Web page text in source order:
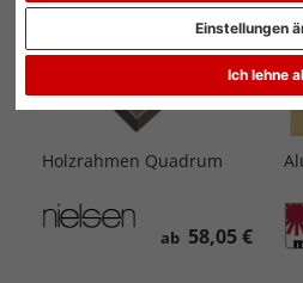
Ich lehne
Einstellungen
Holzrahmen Quadrum
ab 58,05 €